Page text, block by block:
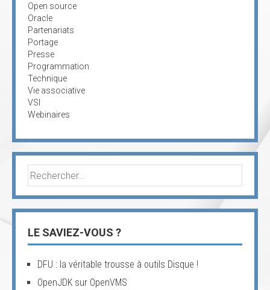
Open source
Oracle
Partenariats
Portage
Presse
Programmation
Technique
Vie associative
VSI
Webinaires
Rechercher :
LE SAVIEZ-VOUS ?
DFU : la véritable trousse à outils Disque !
OpenJDK sur OpenVMS